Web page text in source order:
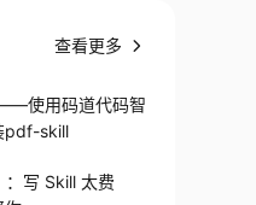
查看更多
使用码道代码智
pdf-skill
：写 Skill 太费